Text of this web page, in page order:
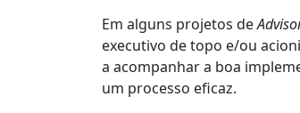
Em alguns projetos de
executivo de topo e/ou
a acompanhar a boa
um processo eficaz.